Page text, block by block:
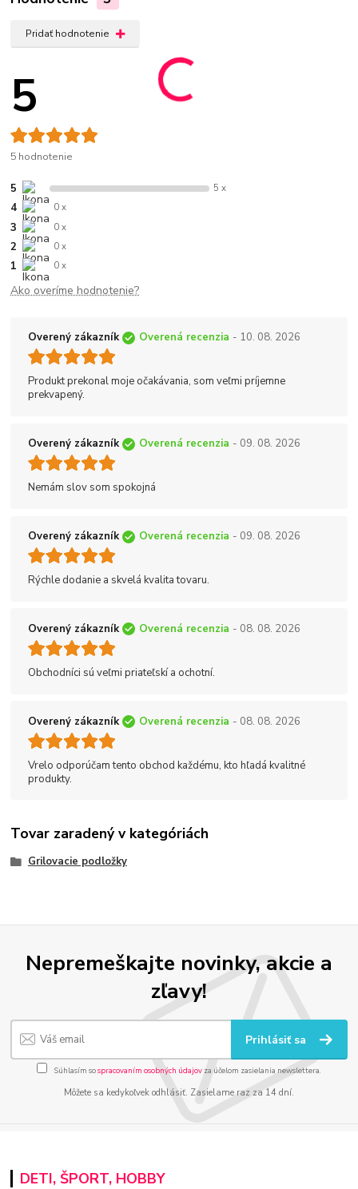
Pridať hodnotenie
5
5 hodnotenie
5 5 x
4 0 x
3 0 x
2 0 x
1 0 x
Ako overíme hodnotenie?
Overený zákazník Overená recenzia - 10. 08. 2026
Produkt prekonal moje očakávania, som veľmi príjemne
prekvapený.
Overený zákazník Overená recenzia - 09. 08. 2026
Nemám slov som spokojná
Overený zákazník Overená recenzia - 09. 08. 2026
Rýchle dodanie a skvelá kvalita tovaru.
Overený zákazník Overená recenzia - 08. 08. 2026
Obchodníci sú veľmi priateľskí a ochotní.
Overený zákazník Overená recenzia - 08. 08. 2026
Vrelo odporúčam tento obchod každému, kto hľadá kvalitné
produkty.
Tovar zaradený v kategóriách
Grilovacie podložky
Nepremeškajte novinky, akcie a
zľavy!
Prihlásiť sa
Súhlasím sospracovaním osobných údajov za účelom zasielania newslettera.
Môžete sa kedykoľvek odhlásiť. Zasielame raz za 14 dní.
DETI, ŠPORT, HOBBY